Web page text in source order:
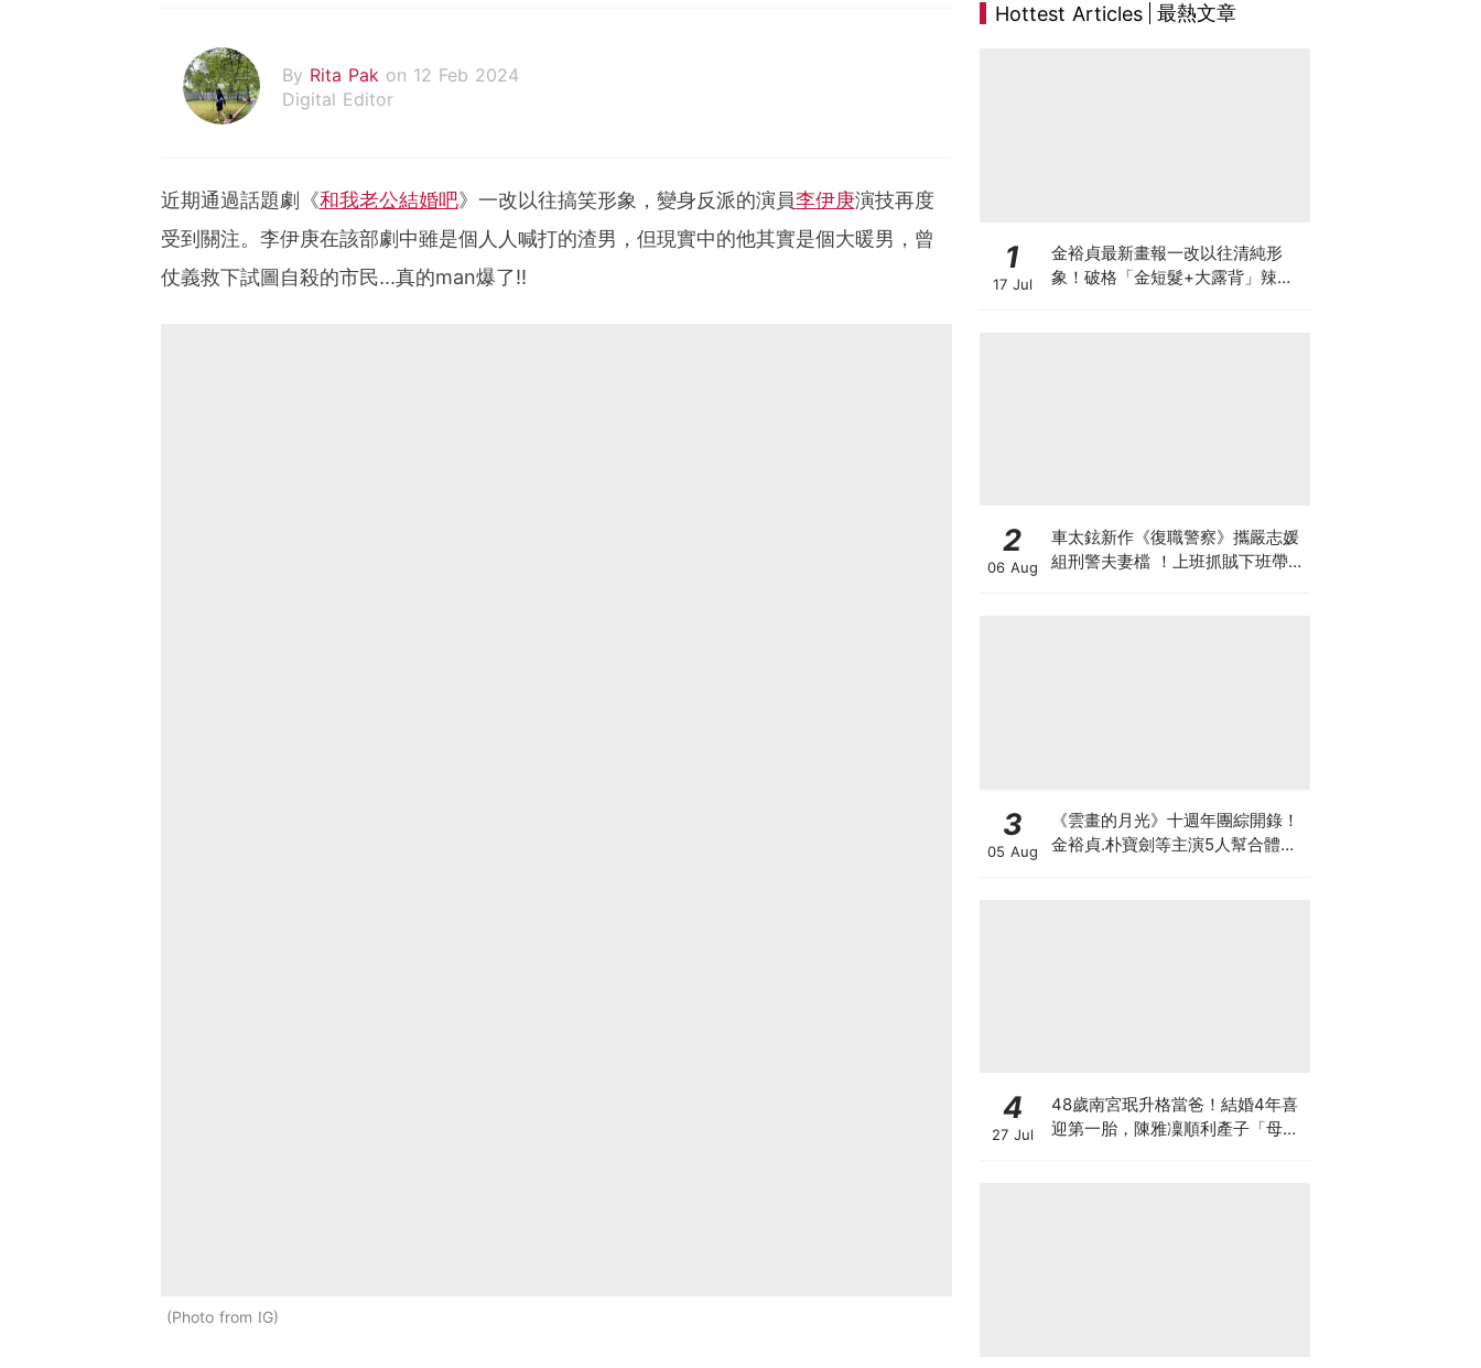
By Rita Pak on 12 Feb 2024
Digital Editor
近期通過話題劇《和我老公結婚吧》一改以往搞笑形象，變身反派的演員李伊庚演技再度
受到關注。李伊庚在該部劇中雖是個人人喊打的渣男，但現實中的他其實是個大暖男，曾
仗義救下試圖自殺的市民...真的man爆了!!
Photo from IG
Hottest Articles 最熱文章
1
17 Jul
金裕貞最新畫報一改以往清純形
象！破格「金短髮+大露背」辣翻
2
06 Aug
車太鉉新作《復職警察》攜嚴志媛
組刑警夫妻檔 ！上班抓賊下班帶五
3
05 Aug
《雲畫的月光》十週年團綜開錄！
金裕貞.朴寶劍等主演5人幫合體旅
4
27 Jul
48歲南宮珉升格當爸！結婚4年喜
迎第一胎，陳雅凜順利產子「母子